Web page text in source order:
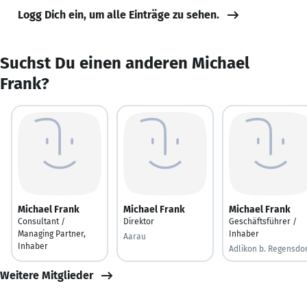
Logg Dich ein, um alle Einträge zu sehen.
Suchst Du einen anderen Michael
Frank?
Michael Frank
Consultant /
Managing Partner,
Inhaber
Michael Frank
Direktor
Aarau
Michael Frank
Geschäftsführer /
Inhaber
Adlikon b.
Weitere Mitglieder